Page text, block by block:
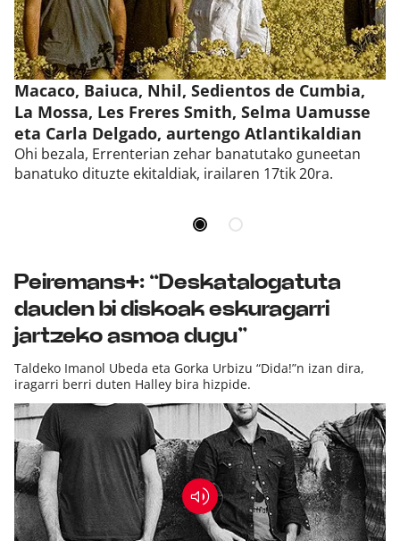
Macaco, Baiuca, Nhil, Sedientos de Cumbia,
La Mossa, Les Freres Smith, Selma Uamusse
eta Carla Delgado, aurtengo Atlantikaldian
Ohi bezala, Errenterian zehar banatutako guneetan
banatuko dituzte ekitaldiak, irailaren 17tik 20ra.
Peiremans+: “Deskatalogatuta
dauden bi diskoak eskuragarri
jartzeko asmoa dugu”
Taldeko Imanol Ubeda eta Gorka Urbizu “Dida!”n izan dira,
iragarri berri duten Halley bira hizpide.